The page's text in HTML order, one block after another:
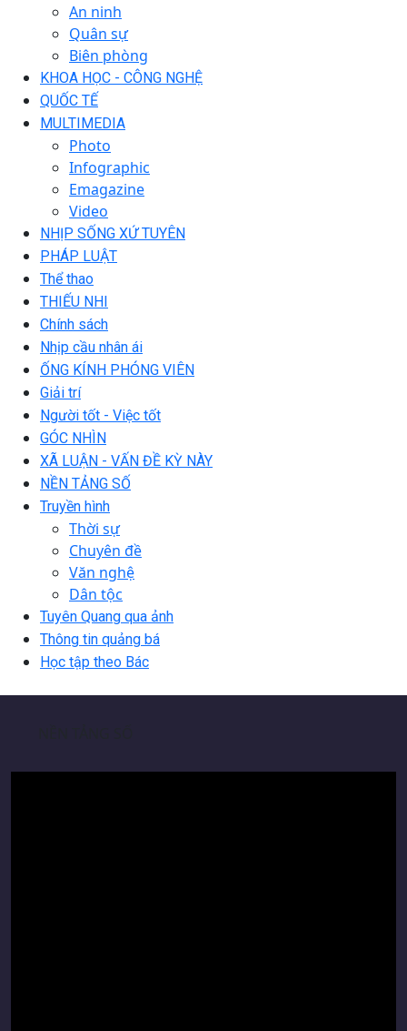
An ninh
Quân sự
Biên phòng
KHOA HỌC - CÔNG NGHỆ
QUỐC TẾ
MULTIMEDIA
Photo
Infographic
Emagazine
Video
NHỊP SỐNG XỨ TUYÊN
PHÁP LUẬT
Thể thao
THIẾU NHI
Chính sách
Nhịp cầu nhân ái
ỐNG KÍNH PHÓNG VIÊN
Giải trí
Người tốt - Việc tốt
GÓC NHÌN
XÃ LUẬN - VẤN ĐỀ KỲ NÀY
NỀN TẢNG SỐ
Truyền hình
Thời sự
Chuyên đề
Văn nghệ
Dân tộc
Tuyên Quang qua ảnh
Thông tin quảng bá
Học tập theo Bác